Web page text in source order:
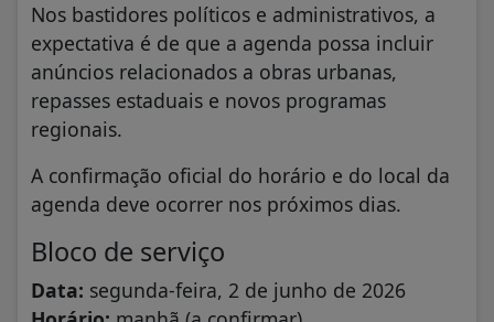
Nos bastidores políticos e administrativos, a
expectativa é de que a agenda possa incluir
anúncios relacionados a obras urbanas,
repasses estaduais e novos programas
regionais.
A confirmação oficial do horário e do local da
agenda deve ocorrer nos próximos dias.
Bloco de serviço
Data: segunda-feira, 2 de junho de 2026